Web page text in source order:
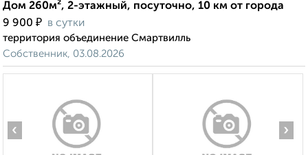
Дом 260м², 2-этажный, посуточно, 10 км от города
9 900 ₽ в сутки
территория объединение Смартвилль
Собственник, 03.08.2026
‹ ›